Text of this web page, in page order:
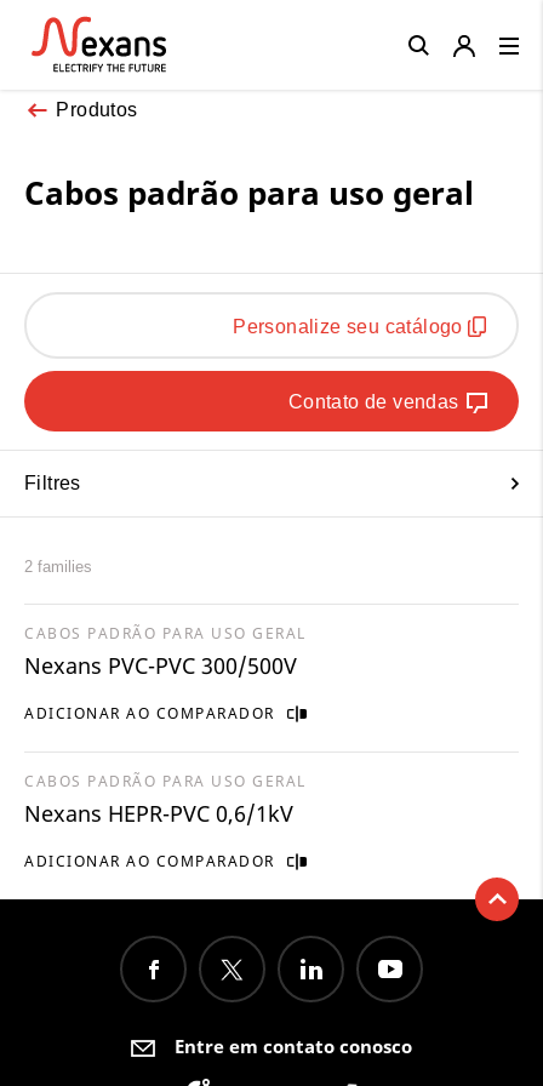
Produtos
Cabos padrão para uso geral
Personalize seu catálogo
Contato de vendas
Filtres
2 families
ADICIONAR AO COMPARADOR
CABOS PADRÃO PARA USO GERAL
Nexans PVC-PVC 300/500V
ADICIONAR AO COMPARADOR
CABOS PADRÃO PARA USO GERAL
Nexans HEPR-PVC 0,6/1kV
Close
Entre em contato conosco